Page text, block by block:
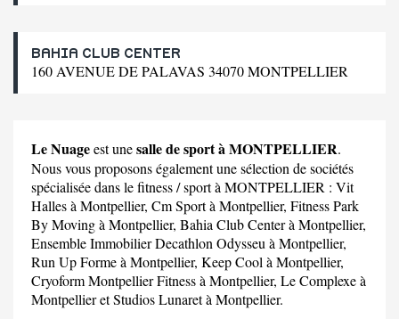
BAHIA CLUB CENTER
160 AVENUE DE PALAVAS 34070 MONTPELLIER
Le Nuageest unesalle de sport à MONTPELLIER.
Nous vous proposons également une sélection de sociétés
spécialisée dans le fitness / sport à MONTPELLIER : Vit
Hallesà Montpellier, Cm Sportà Montpellier, Fitness Park
By Movingà Montpellier, Bahia Club Centerà Montpellier,
Ensemble Immobilier Decathlon Odysseu à Montpellier,
Run Up Formeà Montpellier, Keep Cool à Montpellier,
Cryoform Montpellier Fitnessà Montpellier, Le Complexeà
Montpellier etStudios Lunaretà Montpellier.